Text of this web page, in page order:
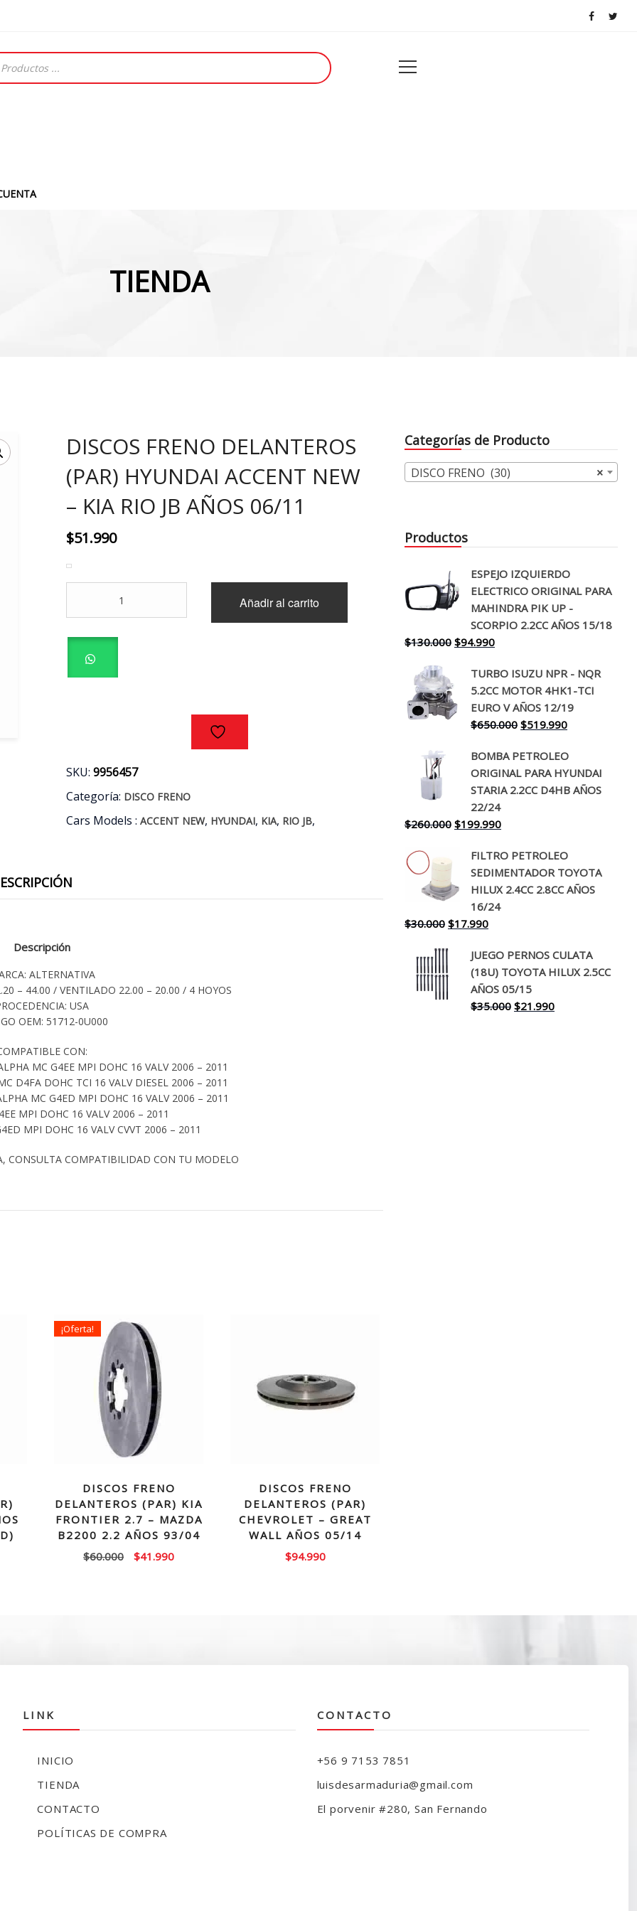
TIENDA
DISCOS FRENO DELANTEROS
(PAR) HYUNDAI ACCENT NEW
– KIA RIO JB AÑOS 06/11
$51.990
DELANTEROS
(PAR)
ACCENT
NEW
06/11
Añadir al carrito
SKU:9956457
Categoría: DISCO FRENO
Cars Models :ACCENT NEW, HYUNDAI, KIA, RIO JB,
Descripción
ALTERNATIVA
– 44.00 / VENTILADO 22.00 – 20.00 / 4 HOYOS
USA
OEM: 51712-0U000
CON:
MC G4EE MPI DOHC 16 VALV 2006 – 2011
D4FA DOHC TCI 16 VALV DIESEL 2006 – 2011
MC G4ED MPI DOHC 16 VALV 2006 – 2011
MPI DOHC 16 VALV 2006 – 2011
MPI DOHC 16 VALV CVVT 2006 – 2011
CONSULTA COMPATIBILIDAD CON TU MODELO
¡Oferta!
DISCOS FRENO
DELANTEROS (PAR) KIA
FRONTIER 2.7 – MAZDA
B2200 2.2 AÑOS 93/04
$60.000
El
$41.990El
DISCOS FRENO
DELANTEROS (PAR)
CHEVROLET – GREAT
WALL AÑOS 05/14
$94.990
Categorías de Producto
×
DISCO FRENO (30)
Productos
ESPEJO IZQUIERDO
ELECTRICO ORIGINAL PARA
MAHINDRA PIK UP -
SCORPIO 2.2CC AÑOS 15/18
$130.000 El
original
era:
$130.000.
$94.990El
actual
es:
$94.990.
TURBO ISUZU NPR - NQR
5.2CC MOTOR 4HK1-TCI
EURO V AÑOS 12/19
$650.000 El
original
era:
$650.000.
$519.990El
actual
es:
$519.990.
BOMBA PETROLEO
ORIGINAL PARA HYUNDAI
STARIA 2.2CC D4HB AÑOS
22/24
$260.000 El
original
era:
$260.000.
$199.990El
actual
es:
$199.990.
FILTRO PETROLEO
SEDIMENTADOR TOYOTA
HILUX 2.4CC 2.8CC AÑOS
16/24
$30.000 El
original
era:
$30.000.
$17.990El
actual
es:
$17.990.
JUEGO PERNOS CULATA
(18U) TOYOTA HILUX 2.5CC
AÑOS 05/15
$35.000 El
$21.990El
LINK
INICIO
TIENDA
CONTACTO
POLÍTICAS DE COMPRA
CONTACTO
+56 9 7153 7851
luisdesarmaduria@gmail.com
El porvenir #280, San Fernando